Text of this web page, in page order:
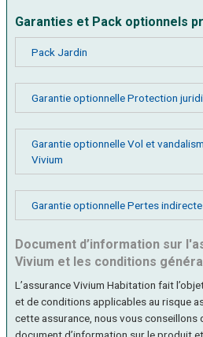
Garanties et Pack optionnels
Pack Jardin
Garantie optionnelle Protection
Garantie optionnelle Vol et
Vivium
Garantie optionnelle Pertes
Document d’information sur
Vivium et les conditions
L’assurance Vivium Habitation fait
et de conditions applicables au risque
cette assurance, nous vous conseillons